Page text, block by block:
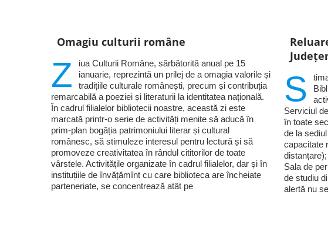
Omagiu culturii române
Z
iua Culturii Române, sărbătorită anual pe 15
ianuarie, reprezintă un prilej de a omagia valorile și
tradițiile culturale românești, precum și contribuția
remarcabilă a poeziei și literaturii la identitatea națională.
În cadrul filialelor bibliotecii noastre, această zi este
marcată printr-o serie de activități menite să aducă în
prim-plan bogăția patrimoniului literar și cultural
românesc, să stimuleze interesul pentru lectură și să
promoveze creativitatea în rândul cititorilor de toate
vârstele. Activitățile organizate în cadrul filialelor, dar și în
instituțiile de învățămînt cu care biblioteca are încheiate
parteneriate, se concentrează atât pe
S
Serviciul
în toate
de la
capacitate
Sala de
de studiu
alertă nu